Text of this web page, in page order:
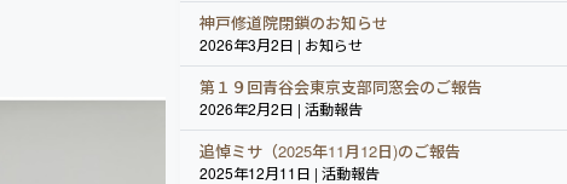
神戸修道院閉鎖のお知らせ
2026年3月2日 | お知らせ
第１９回青谷会東京支部同窓会のご報告
2026年2月2日 | 活動報告
追悼ミサ（2025年11月12日)のご報告
2025年12月11日 | 活動報告